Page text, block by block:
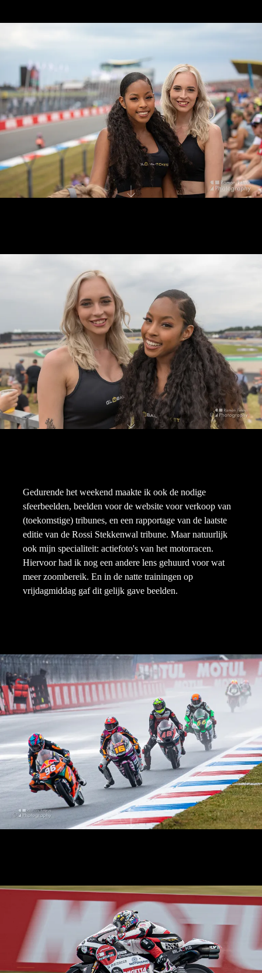
Gedurende het weekend maakte ik ook de nodige
sfeerbeelden, beelden voor de website voor verkoop van
(toekomstige) tribunes, en een rapportage van de laatste
editie van de Rossi Stekkenwal tribune. Maar natuurlijk
ook mijn specialiteit: actiefoto's van het motorracen.
Hiervoor had ik nog een andere lens gehuurd voor wat
meer zoombereik. En in de natte trainingen op
vrijdagmiddag gaf dit gelijk gave beelden.